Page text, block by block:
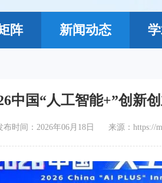
阵 新闻动态
中国“人工智能+”创新
布时间：2026年06月18日 来源：https://